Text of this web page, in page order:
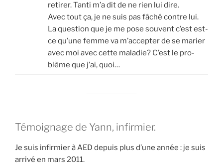
reti­rer. Tan­ti m’a dit de ne rien lui dire.
Avec tout ça, je ne suis pas fâché contre lui.
La ques­tion que je me pose sou­vent c’est est-
ce qu’une femme va m’accepter de se marier
avec moi avec cette mala­die? C’est le pro­
blème que j’ai, quoi…
Témoignage de Yann, infirmier.
Je suis infir­mier à AED depuis plus d’une année : je suis
arri­vé en mars 2011.